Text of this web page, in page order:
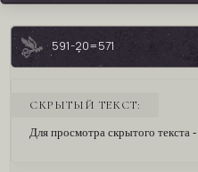
591-20=571
СКРЫТЫЙ ТЕКСТ:
Для просмотра скрытого текста -